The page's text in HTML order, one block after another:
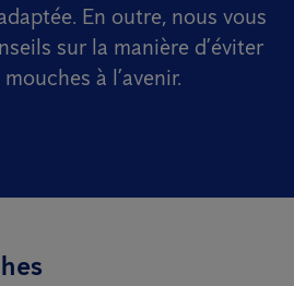
En outre, nous vous
sur la manière d’éviter
à l’avenir.